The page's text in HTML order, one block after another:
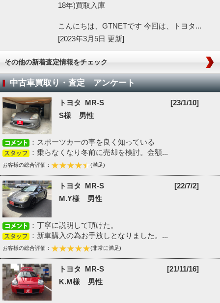
18年)買取入庫
こんにちは、GTNETです 今回は、トヨタ...
[2023年3月5日 更新]
その他の新着査定情報をチェック
中古車買取り・査定 アンケート
トヨタ MR-S
[23/1/10]
S様 男性
：スポーツカーの事を良く知っている
：乗らなくなり冬前に売却を検討。金額...
お客様の総合評価： (満足)
トヨタ MR-S
[22/7/2]
M.Y様 男性
：丁寧に説明して頂けた。
：新車購入の為お手放しとなりました。...
お客様の総合評価： (非常に満足)
トヨタ MR-S
[21/11/16]
K.M様 男性